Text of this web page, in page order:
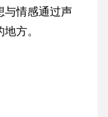
与情感通过声
方。